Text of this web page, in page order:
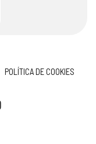
POLÍTICA DE COOKIES